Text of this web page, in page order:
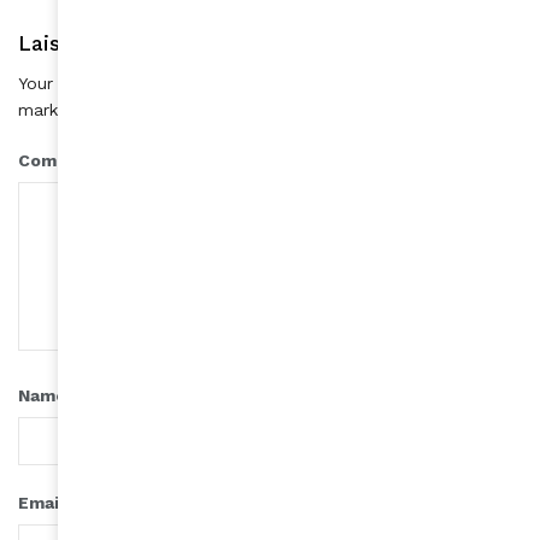
Laisser une réponse
Your email address will not be published.
marked
Comment
Name
Email